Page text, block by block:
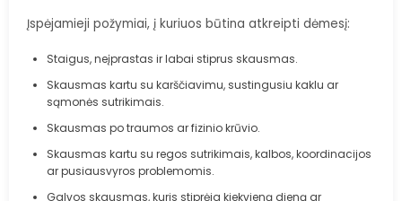
Įspėjamieji požymiai, į kuriuos būtina atkreipti dėmesį:
Staigus, neįprastas ir labai stiprus skausmas.
Skausmas kartu su karščiavimu, sustingusiu kaklu ar
sąmonės sutrikimais.
Skausmas po traumos ar fizinio krūvio.
Skausmas kartu su regos sutrikimais, kalbos, koordinacijos
ar pusiausvyros problemomis.
Galvos skausmas, kuris stiprėja kiekvieną dieną ar